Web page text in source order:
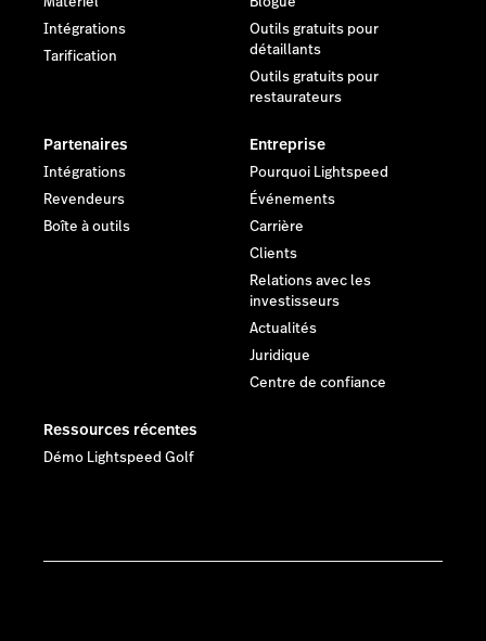
Intégrations
Tarification
Outils gratuits pour
détaillants
Outils gratuits pour
restaurateurs
Partenaires
Intégrations
Revendeurs
Boîte à outils
Entreprise
Pourquoi Lightspeed
Événements
Carrière
Clients
Relations avec les
investisseurs
Actualités
Juridique
Centre de confiance
Ressources récentes
Démo Lightspeed Golf